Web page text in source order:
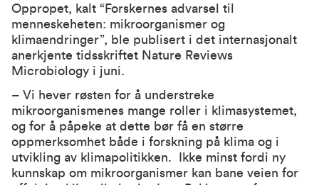
Oppropet, kalt “Forskernes advarsel til
menneskeheten: mikroorganismer og
klimaendringer”, ble publisert i det internasjonalt
anerkjente tidsskriftet Nature Reviews
Microbiology i juni.
– Vi hever røsten for å understreke
mikroorganismenes mange roller i klimasystemet,
og for å påpeke at dette bør få en større
oppmerksomhet både i forskning på klima og i
utvikling av klimapolitikken. Ikke minst fordi ny
kunnskap om mikroorganismer kan bane veien for